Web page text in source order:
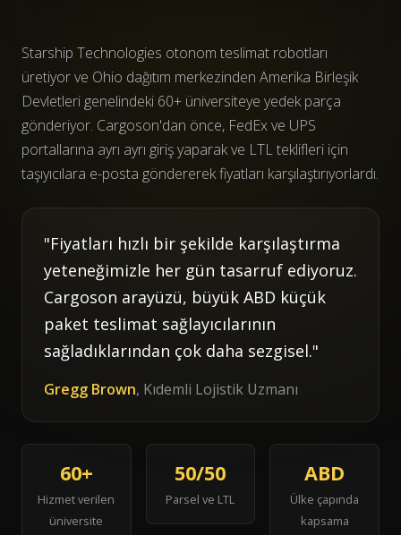
Starship Technologies otonom teslimat robotları
üretiyor ve Ohio dağıtım merkezinden Amerika Birleşik
Devletleri genelindeki 60+ üniversiteye yedek parça
gönderiyor. Cargoson'dan önce, FedEx ve UPS
portallarına ayrı ayrı giriş yaparak ve LTL teklifleri için
taşıyıcılara e-posta göndererek fiyatları karşılaştırıyorlardı.
"Fiyatları hızlı bir şekilde karşılaştırma
yeteneğimizle her gün tasarruf ediyoruz.
Cargoson arayüzü, büyük ABD küçük
paket teslimat sağlayıcılarının
sağladıklarından çok daha sezgisel."
Gregg Brown, Kıdemli Lojistik Uzmanı
60+
Hizmet verilen
üniversite
50/50
Parsel ve LTL
ABD
Ülke çapında
kapsama